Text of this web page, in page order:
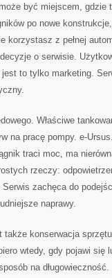
być miejscem, gdzie
po nowe
korzystasz z pełnej
o serwisie.
to tylko marketing.
Właściwe
na pracę pompy. e-
traci moc, ma
rzeczy:
zachęca do
naprawy.
konserwacja
wtedy, gdy pojawi się
na